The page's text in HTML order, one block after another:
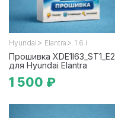
Hyundai > Elantra > 1.6 i
Прошивка XDE1I63_ST1_E2
для Hyundai Elantra
1 500 ₽